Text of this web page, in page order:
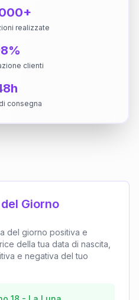
realizzate
clienti
consegna
Giorno
del giorno positiva e
della tua data di nascita,
e negativa del tuo